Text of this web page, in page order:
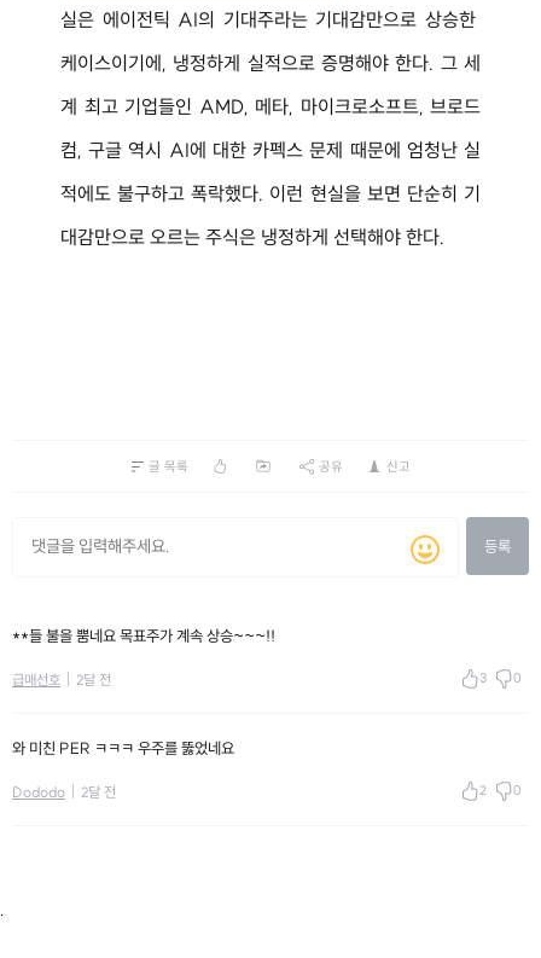
실은 에이전틱 AI의 기대주라는 기대감만으로 상승한
케이스이기에, 냉정하게 실적으로 증명해야 한다. 그 세
계 최고 기업들인 AMD, 메타, 마이크로소프트, 브로드
컴, 구글 역시 AI에 대한 카펙스 문제 때문에 엄청난 실
적에도 불구하고 폭락했다. 이런 현실을 보면 단순히 기
대감만으로 오르는 주식은 냉정하게 선택해야 한다.
글 목록 공유 신고
등록
**들 불을 뿜네요 목표주가 계속 상승~~~!!
급매선호 2달 전 3 0
와 미친 PER ㅋㅋㅋ 우주를 뚫었네요
Dododo 2달 전 2 0
.